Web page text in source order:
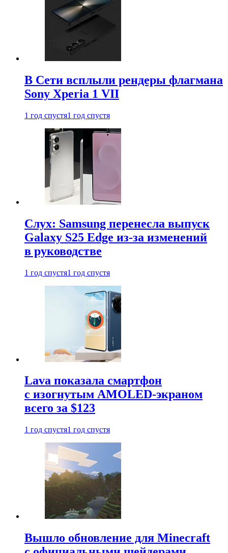
В Сети всплыли рендеры флагмана
Sony Xperia 1 VII
1 год спустя1 год спустя
Слух: Samsung перенесла выпуск
Galaxy S25 Edge из-за изменений
в руководстве
1 год спустя1 год спустя
Lava показала смартфон
с изогнутым AMOLED-экраном
всего за $123
1 год спустя1 год спустя
Вышло обновление для Minecraft